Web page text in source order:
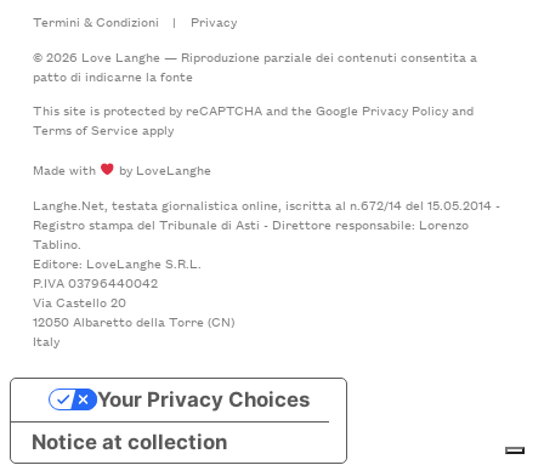
Termini & Condizioni |
Privacy
© 2026 Love Langhe — Riproduzione parziale dei contenuti consentita a
patto di indicarne la fonte
This site is protected by reCAPTCHA and the Google Privacy Policyand
Terms of Serviceapply
Made with
by LoveLanghe
Langhe.Net, testata giornalistica online, iscritta al n.672/14 del 15.05.2014 -
Registro stampa del Tribunale di Asti - Direttore responsabile: Lorenzo
Tablino.
Editore: LoveLanghe S.R.L.
P.IVA 03796440042
Via Castello 20
12050 Albaretto della Torre (CN)
Italy
Notice at collection
Your Privacy Choices